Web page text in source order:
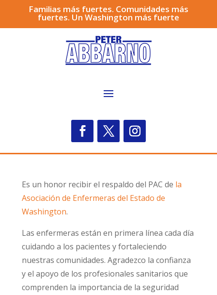
Familias más fuertes. Comunidades más
fuertes. Un Washington más fuerte
Es un honor recibir el respaldo del PAC de la
Asociación de Enfermeras del Estado de
Washington.
Las enfermeras están en primera línea cada día
cuidando a los pacientes y fortaleciendo
nuestras comunidades. Agradezco la confianza
y el apoyo de los profesionales sanitarios que
comprenden la importancia de la seguridad